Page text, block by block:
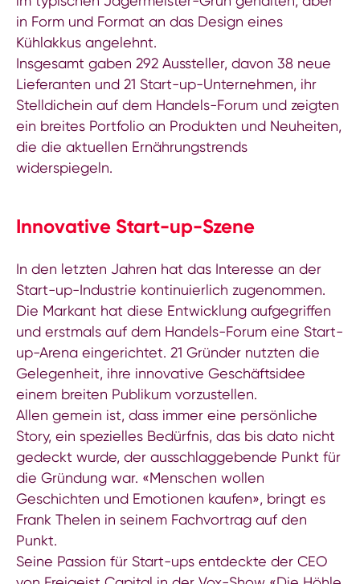
in Form und Format an das Design eines
Kühlakkus angelehnt.
Insgesamt gaben 292 Aussteller, davon 38 neue
Lieferanten und 21 Start-up-Unternehmen, ihr
Stelldichein auf dem Handels-Forum und zeigten
ein breites Portfolio an Produkten und Neuheiten,
die die aktuellen Ernährungstrends
widerspiegeln.
Innovative Start-up-Szene
In den letzten Jahren hat das Interesse an der
Start-up-Industrie kontinuierlich zugenommen.
Die Markant hat diese Entwicklung aufgegriffen
und erstmals auf dem Handels-Forum eine Start-
up-Arena eingerichtet. 21 Gründer nutzten die
Gelegenheit, ihre innovative Geschäftsidee
einem breiten Publikum vorzustellen.
Allen gemein ist, dass immer eine persönliche
Story, ein spezielles Bedürfnis, das bis dato nicht
gedeckt wurde, der ausschlaggebende Punkt für
die Gründung war. «Menschen wollen
Geschichten und Emotionen kaufen», bringt es
Frank Thelen in seinem Fachvortrag auf den
Punkt.
Seine Passion für Start-ups entdeckte der CEO